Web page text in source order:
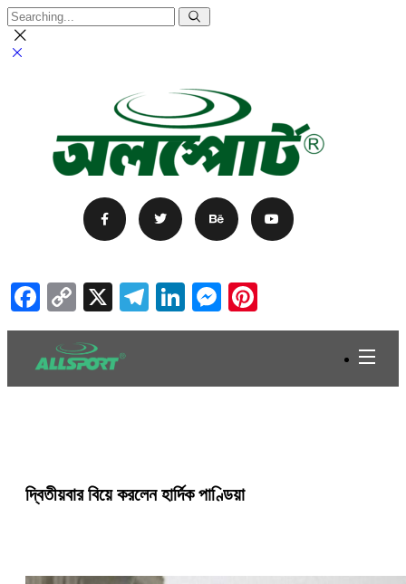
Facebook
Copy
Link
X Telegram
LinkedIn
Messenger
দ্বিতীয়বার বিয়ে করলেন হার্দিক পাণ্ডিয়া